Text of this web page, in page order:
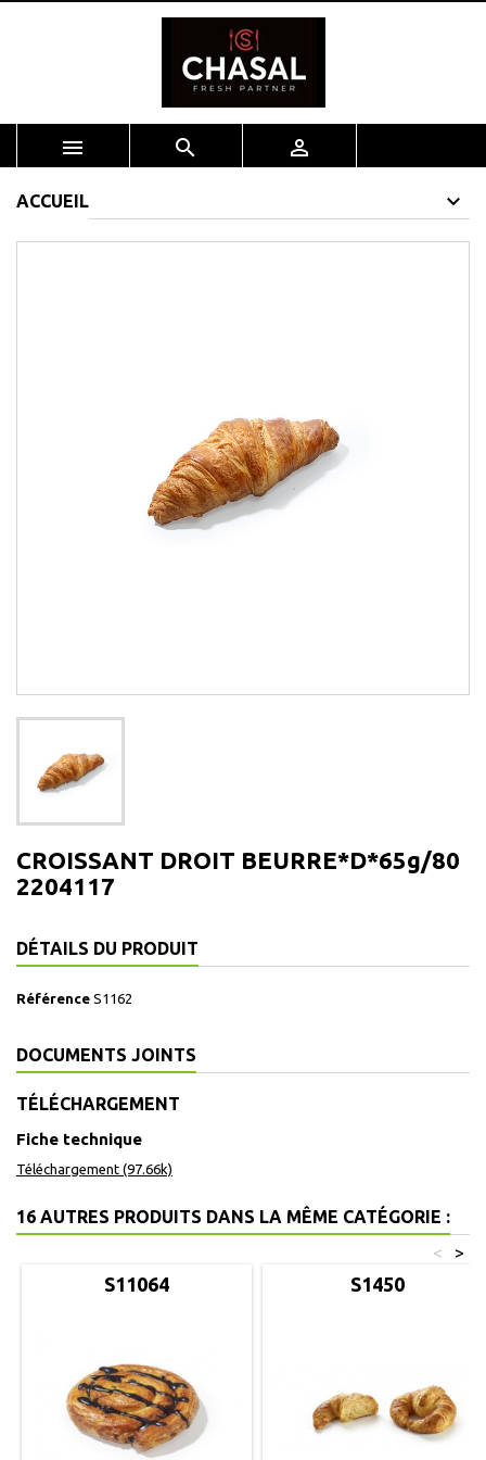
  
ACCUEIL
CROISSANT DROIT BEURRE*D*65g/80
2204117
DÉTAILS DU PRODUIT
Référence S1162
DOCUMENTS JOINTS
TÉLÉCHARGEMENT
Fiche technique
Téléchargement (97.66k)
16 AUTRES PRODUITS DANS LA MÊME CATÉGORIE :
>
<
S11064 S1450